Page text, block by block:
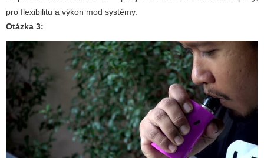
pro flexibilitu a výkon mod systémy.
Otázka 3: